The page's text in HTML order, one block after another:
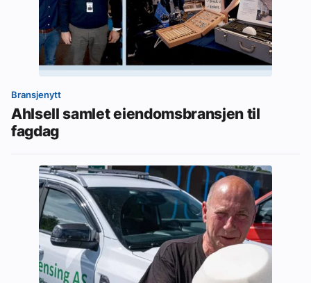
Bransjenytt
Ahlsell samlet eiendomsbransjen til
fagdag